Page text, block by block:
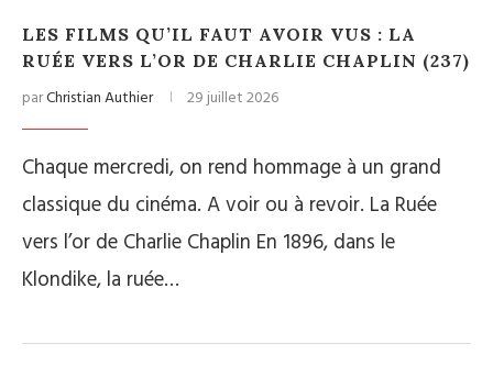
LES FILMS QU’IL FAUT AVOIR VUS : LA
RUÉE VERS L’OR DE CHARLIE CHAPLIN (237)
parChristian Authier 29 juillet 2026
Chaque mercredi, on rend hommage à un grand
classique du cinéma. A voir ou à revoir. La Ruée
vers l’or de Charlie Chaplin En 1896, dans le
Klondike, la ruée…